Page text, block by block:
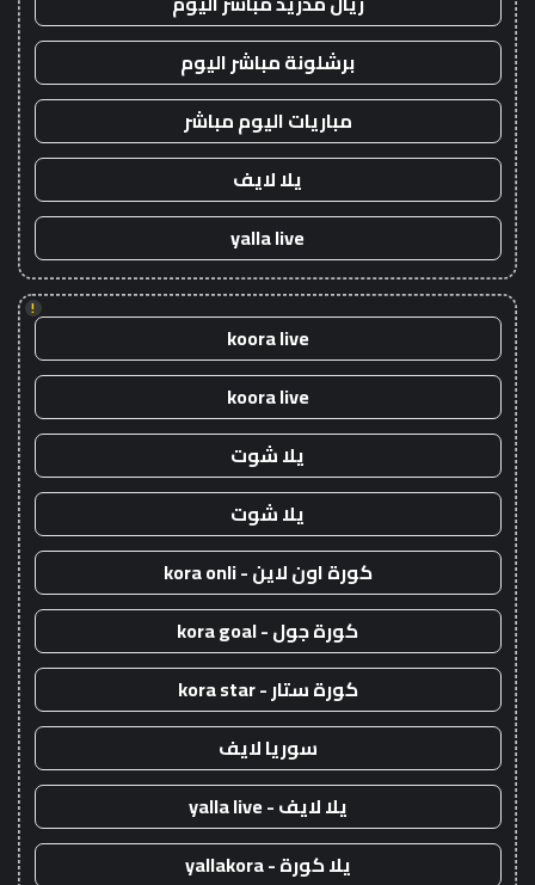
برشلونة مباشر اليوم
مباريات اليوم مباشر
يلا لايف
yalla live
!
koora live
koora live
يلا شوت
يلا شوت
كورة اون لاين - kora onli
كورة جول - kora goal
كورة ستار - kora star
سوريا لايف
يلا لايف - yalla live
يلا كورة - yallakora